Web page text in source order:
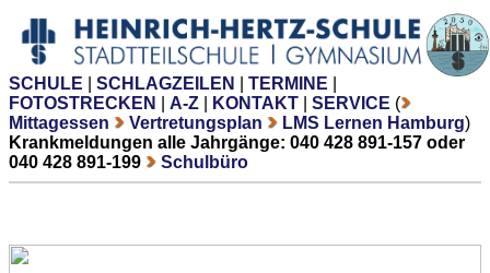
SCHULE SCHLAGZEILEN TERMINE
FOTOSTRECKEN
A-Z KONTAKT SERVICE (
Mittagessen
Vertretungsplan LMS Lernen Hamburg)
Krankmeldungen alle Jahrgänge: 040 428 891-157 oder
040 428 891-199
Schulbüro